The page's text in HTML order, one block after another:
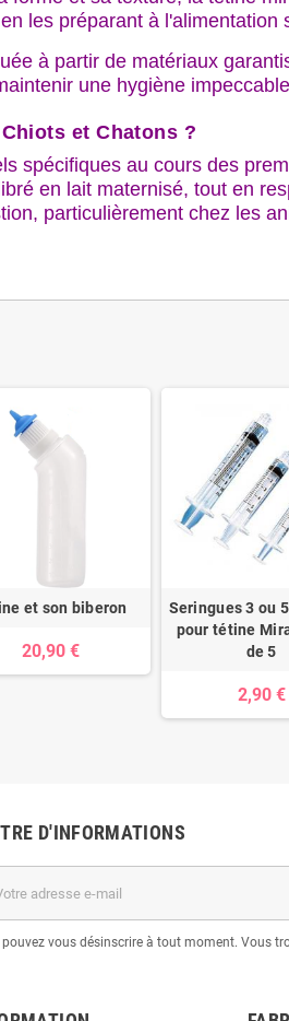
les préparant à l'alimentation
à partir de matériaux
une hygiène
et Chatons ?
spécifiques au cours des
en lait maternisé, tout en
particulièrement chez les
et son biberon
20,90 €
Seringues 3 ou
pour tétine
de 5
2,90 €
D'INFORMATIONS
pouvez vous désinscrire à tout moment. Vous